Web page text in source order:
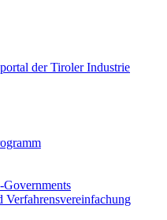
der Tiroler Industrie
Governments
Verfahrensvereinfachung